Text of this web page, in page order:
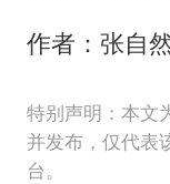
作者：张自
特别声明：本文
并发布，仅代表
台。